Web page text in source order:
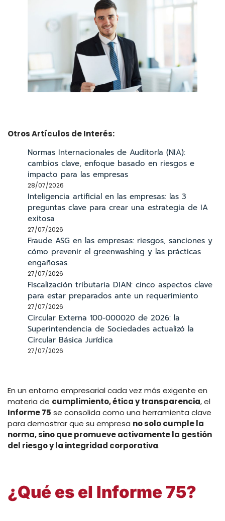
Otros Artículos de Interés:
Normas Internacionales de Auditoría (NIA):
cambios clave, enfoque basado en riesgos e
impacto para las empresas
28/07/2026
Inteligencia artificial en las empresas: las 3
preguntas clave para crear una estrategia de IA
exitosa
27/07/2026
Fraude ASG en las empresas: riesgos, sanciones y
cómo prevenir el greenwashing y las prácticas
engañosas.
27/07/2026
Fiscalización tributaria DIAN: cinco aspectos clave
para estar preparados ante un requerimiento
27/07/2026
Circular Externa 100-000020 de 2026: la
Superintendencia de Sociedades actualizó la
Circular Básica Jurídica
27/07/2026
En un entorno empresarial cada vez más exigente en
materia de cumplimiento, ética y transparencia, el
Informe 75 se consolida como una herramienta clave
para demostrar que su empresa no solo cumple la
norma, sino que promueve activamente la gestión
del riesgo y la integridad corporativa.
¿Qué es el Informe 75?